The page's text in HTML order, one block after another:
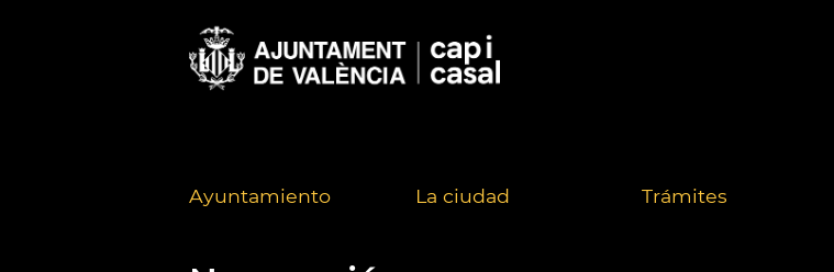
Ayuntamiento La ciudad Trámites